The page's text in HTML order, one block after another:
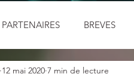
PARTENAIRES BREVES
LES ENFANTS SAUVAGES
12 mai 2020 7 min de lecture